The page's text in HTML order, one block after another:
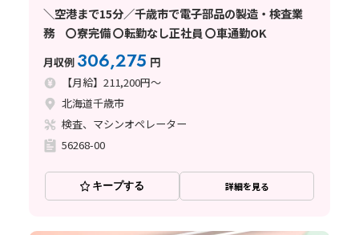
＼空港まで15分／千歳市で電子部品の製造・検査業
務 〇寮完備 〇転勤なし正社員 〇車通勤OK
月収例 306,275 円
【月給】211,200円～
北海道千歳市
検査、マシンオペレーター
56268-00
キープする 詳細を見る